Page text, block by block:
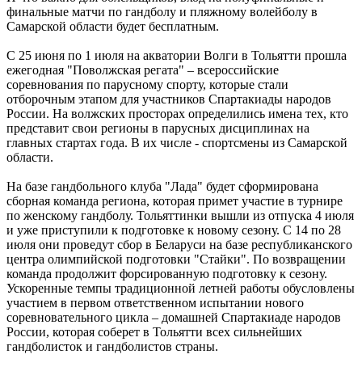
Федорищев – о расширении географии диспансеризации
участников СВО
Самарские строители отмечают профессиональный праздник
07.08.2026 | 17:49
В ГД предложили увеличить МРОТ до 50 000 рублей
07.08.2026 | 17:25
Шостакович и сказки: в Самаре прошел необычный концерт
07.08.2026 | 17:05
Реализация масштабных задач отрасли: Вячеслав Федорищев
вручил государственные и региональные награды в
07.08.2026 | 17:04
Вместе на страже порядка: вклад добровольных народных
дружин в безопасность Самарской области
07.08.2026 | 17:02
7 августа Волга у берегов Самары прогрелась почти до 24 °C
07.08.2026 | 17:02
Народ, родившийся на Волге: о поволжских немцах
Самарского края
07.08.2026 | 16:58
Для зрителей от 5 до 150 лет: в Новокуйбышевске выпускают
спектакль по мотивам русской сказки
07.08.2026 | 16:50
финальные матчи по гандболу и пляжному волейболу в
Самарской области будет бесплатным.
С 25 июня по 1 июля на акватории Волги в Тольятти прошла
ежегодная "Поволжская регата" – всероссийские
соревнования по парусному спорту, которые стали
отборочным этапом для участников Спартакиады народов
России. На волжских просторах определились имена тех, кто
представит свои регионы в парусных дисциплинах на
главных стартах года. В их числе - спортсмены из Самарской
области.
На базе гандбольного клуба "Лада" будет сформирована
сборная команда региона, которая примет участие в турнире
по женскому гандболу. Тольяттинки вышли из отпуска 4 июля
и уже приступили к подготовке к новому сезону. С 14 по 28
июля они проведут сбор в Беларуси на базе республиканского
центра олимпийской подготовки "Стайки". По возвращении
команда продолжит форсированную подготовку к сезону.
Ускоренные темпы традиционной летней работы обусловлены
участием в первом ответственном испытании нового
соревновательного цикла – домашней Спартакиаде народов
России, которая соберет в Тольятти всех сильнейших
гандболисток и гандболистов страны.